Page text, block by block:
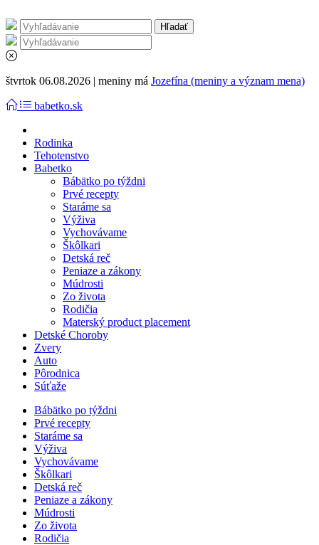
štvrtok 06.08.2026 | meniny má Jozefína (meniny a význam mena)
babetko.sk
Rodinka
Tehotenstvo
Babetko
Bábätko po týždni
Prvé recepty
Staráme sa
Výživa
Vychovávame
Škôlkari
Detská reč
Peniaze a zákony
Múdrosti
Zo života
Rodičia
Materský product placement
Detské Choroby
Zvery
Auto
Pôrodnica
Súťaže
Bábätko po týždni
Prvé recepty
Staráme sa
Výživa
Vychovávame
Škôlkari
Detská reč
Peniaze a zákony
Múdrosti
Zo života
Rodičia